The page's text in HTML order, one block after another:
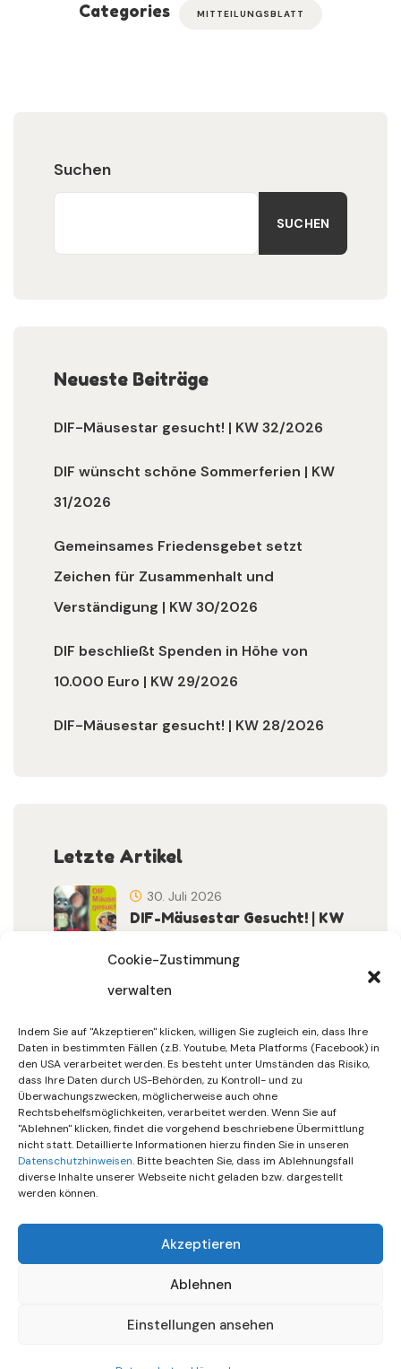
Cookie-Zustimmung
verwalten
Indem Sie auf "Akzeptieren" klicken, willigen Sie zugleich ein, dass Ihre
Daten in bestimmten Fällen (z.B. Youtube, Meta Platforms (Facebook) in
den USA verarbeitet werden. Es besteht unter Umständen das Risiko,
dass Ihre Daten durch US-Behörden, zu Kontroll- und zu
Überwachungszwecken, möglicherweise auch ohne
Rechtsbehelfsmöglichkeiten, verarbeitet werden. Wenn Sie auf
"Ablehnen" klicken, findet die vorgehend beschriebene Übermittlung
nicht statt. Detaillierte Informationen hierzu finden Sie in unseren
Datenschutzhinweisen. Bitte beachten Sie, dass im Ablehnungsfall
diverse Inhalte unserer Webseite nicht geladen bzw. dargestellt
werden können.
Akzeptieren
Ablehnen
Einstellungen ansehen
Categories MITTEILUNGSBLATT
Suchen
SUCHEN
Neueste Beiträge
DIF-Mäusestar gesucht! | KW 32/2026
DIF wünscht schöne Sommerferien | KW
31/2026
Gemeinsames Friedensgebet setzt
Zeichen für Zusammenhalt und
Verständigung | KW 30/2026
DIF beschließt Spenden in Höhe von
10.000 Euro | KW 29/2026
DIF-Mäusestar gesucht! | KW 28/2026
Letzte Artikel
DIF-Mäusestar Gesucht! | KW
30. Juli 2026
Sommerferien | KW 31/…
30. Juli 2026
Gemeinsames Friedensgebet
Setzt Zeichen …
15. Juli 2026